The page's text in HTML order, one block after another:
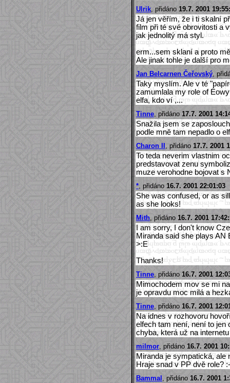
Ulrik , přidáno 19.7. 2001
Já jen věřím, že i ti skalní
film při té své obrovitosti a
jak jednolitý má styl.
erm...sem sklaní a proto
Ale jinak tohle je další pro
Jan Belcarnen Čeřovský ,
Taky myslím. Ale v té
zamumlala my role of
elfa, kdo ví ,...
Tinne , přidáno 17.7. 2001
Snažila jsem se
podle mně tam nepadlo o
Charon II , přidáno 17.7. 2001
To teda neverim vlastnim
predstavovat zenu
muze verohodne bojovat s
* , přidáno 16.7. 2001 22:01:03
She was confused, or as
as she looks!
Mith , přidáno 16.7. 2001
I am sorry, I don't know
Miranda said she plays AN
>:E
Thanks!
Tinne , přidáno 16.7. 2001
Mimochodem mov se mi
je opravdu moc milá a
Tinne , přidáno 16.7. 2001
Na idnes v rozhovoru
elfech tam není, není to jen
chyba, která už na
milmor , přidáno 16.7. 2001
Miranda je sympatická, ale
Hraje snad v PP dvě role?
Bammal , přidáno 16.7. 2001